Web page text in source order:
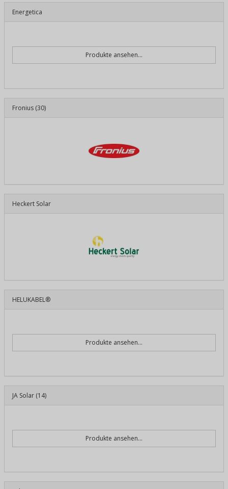
Energetica
Produkte ansehen...
Fronius (30)
Heckert Solar
HELUKABEL®
Produkte ansehen...
JA Solar (14)
Produkte ansehen...